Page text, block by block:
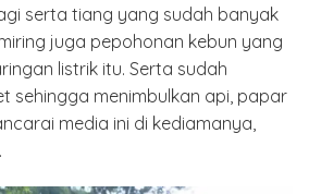
serta tiang yang sudah banyak
juga pepohonan kebun yang
listrik itu. Serta sudah
sehingga menimbulkan api, papar
media ini di kediamanya,